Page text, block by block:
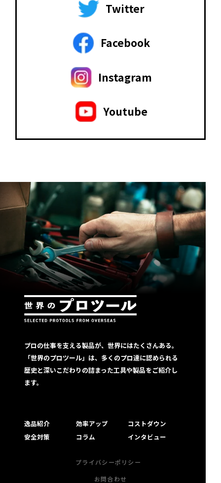
Twitter
Facebook
Instagram
Youtube
プロの仕事を支える製品が、世界にはたくさんある。
「世界のプロツール」は、多くのプロ達に認められる
歴史と深いこだわりの詰まった工具や製品をご紹介し
ます。
逸品紹介 効率アップ
コストダウン
安全対策
コラム インタビュー
プライバシーポリシー
お問合わせ